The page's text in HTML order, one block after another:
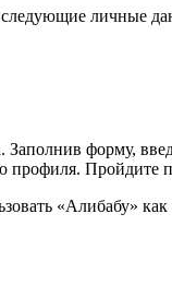
следующие личные
Заполнив форму,
профиля. Пройдите
«Алибабу»